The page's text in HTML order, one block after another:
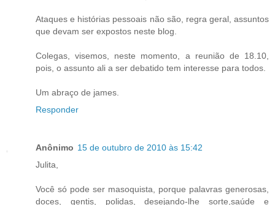
Ataques e histórias pessoais não são, regra geral, assuntos
que devam ser expostos neste blog.
Colegas, visemos, neste momento, a reunião de 18.10,
pois, o assunto ali a ser debatido tem interesse para todos.
Um abraço de james.
Responder
Anônimo 15 de outubro de 2010 às 15:42
Julita,
Você só pode ser masoquista, porque palavras generosas,
doces, gentis, polidas, desejando-lhe sorte,saúde e